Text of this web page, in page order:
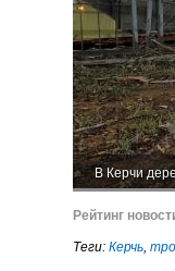
В Керчи
Рейтинг
Теги: Керчь,